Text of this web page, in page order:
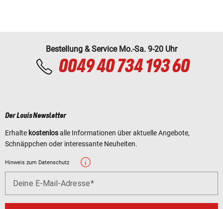
Bestellung & Service Mo.-Sa. 9-20 Uhr
0049 40 734 193 60
Der Louis Newsletter
Erhalte kostenlosalle Informationen über aktuelle Angebote,
Schnäppchen oder interessante Neuheiten.
Hinweis zum Datenschutz
Deine E-Mail-Adresse